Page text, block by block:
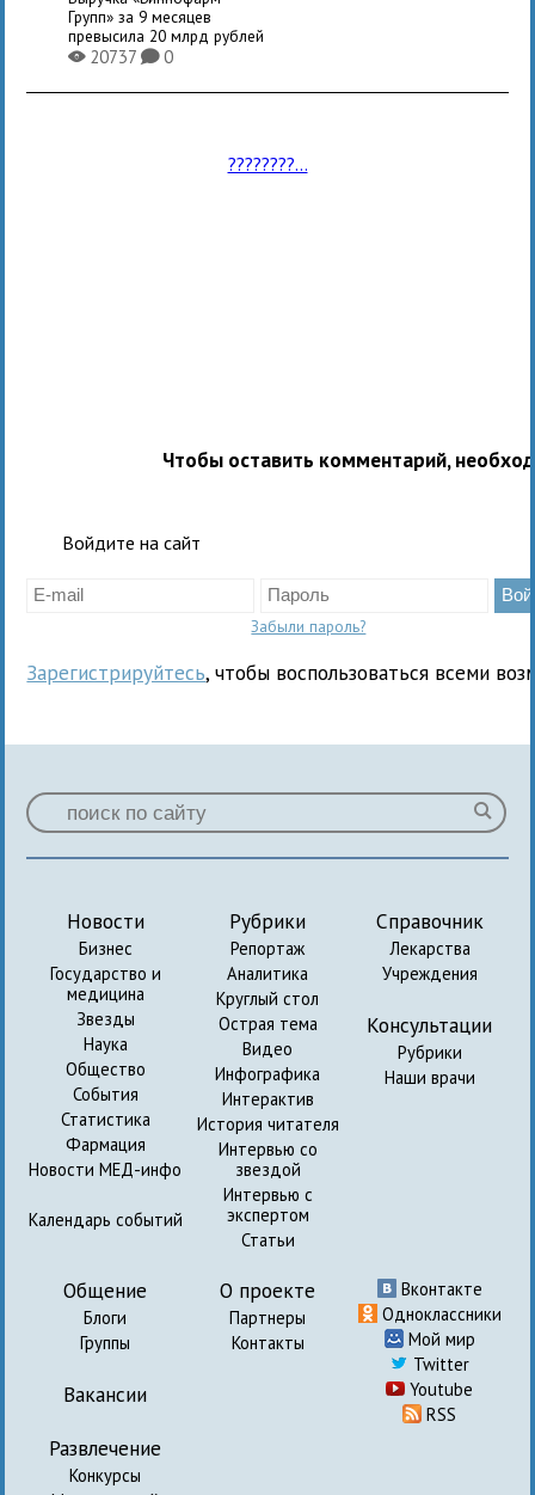
Групп» за 9 месяцев
превысила 20 млрд рублей
X20737K0
????????...
Чтобы оставить комментарий,
Войдите на сайт
Забыли пароль?
Зарегистрируйтесь, чтобы воспользоваться всеми
Новости
Бизнес
Государство и
медицина
Звезды
Наука
Общество
События
Статистика
Фармация
Новости МЕД-инфо
Календарь событий
Рубрики
Репортаж
Аналитика
Круглый стол
Острая тема
Видео
Инфографика
Интерактив
История читателя
Интервью со
звездой
Интервью с
экспертом
Статьи
Справочник
Лекарства
Учреждения
Консультации
Рубрики
Наши врачи
Общение
Блоги
Группы
Вакансии
Развлечение
Конкурсы
О проекте
Партнеры
Контакты
Вконтакте
Одноклассники
Мой мир
Twitter
Youtube
RSS